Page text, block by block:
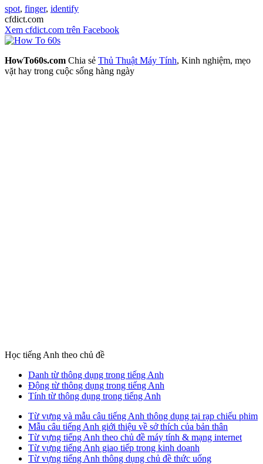
spot, finger, identify
cfdict.com
Xem cfdict.com trên Facebook
HowTo60s.com Chia sẻ Thủ Thuật Máy Tính, Kinh nghiệm, mẹo
vặt hay trong cuộc sống hàng ngày
Học tiếng Anh theo chủ đề
Danh từ thông dụng trong tiếng Anh
Động từ thông dụng trong tiếng Anh
Tính từ thông dụng trong tiếng Anh
Từ vựng và mẫu câu tiếng Anh thông dụng tại rạp chiếu phim
Mẫu câu tiếng Anh giới thiệu về sở thích của bản thân
Từ vựng tiếng Anh theo chủ đề máy tính & mạng internet
Từ vựng tiếng Anh giao tiếp trong kinh doanh
Từ vựng tiếng Anh thông dụng chủ đề thức uống